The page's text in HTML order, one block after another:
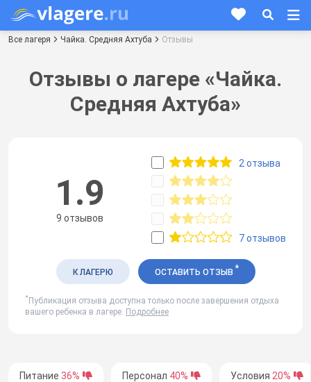
Все лагеря Чайка. Средняя Ахтуба Отзывы
Отзывы о лагере «Чайка.
Средняя Ахтуба»
Питание 36% Персонал 40% Условия 20%
1.9
9 отзывов
2 отзыва
7 отзывов
К ЛАГЕРЮ ОСТАВИТЬ ОТЗЫВ *
* Публикация отзыва доступна только после завершения отдыха
вашего ребенка в лагере. Подробнее